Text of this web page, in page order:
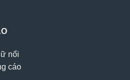
nổi
cáo